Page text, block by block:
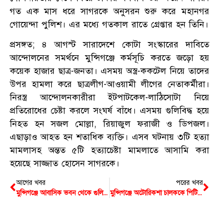
গত এক মাস ধরে সাগরকে অনুসরন শুরু করে মহানগর
গোয়েন্দা পুলিশ। এর মধ্যে গতকাল রাতে গ্রেপ্তার হন তিনি।
প্রসঙ্গত; ৪ আগস্ট সারাদেশে কোটা সংস্কারের দাবিতে
আন্দোলনের সমর্থনে মুন্সিগঞ্জে কর্মসূচি করতে জড়ো হয়
কয়েক হাজার ছাত্র-জনতা। এসময় অস্ত্র-ককটেল নিয়ে তাদের
উপর হামলা করে ছাত্রলীগ-আওয়ামী লীগের নেতাকর্মীরা।
নিরস্ত্র আন্দোলনকারীরা ইটপাটকেল-লাঠিসোটা নিয়ে
প্রতিরোধের চেষ্টা করলে সংঘর্ষ বাঁধে। এসময় গুলিবিদ্ধ হয়ে
নিহত হন সজল মোল্লা, রিয়াজুল ফরাজী ও ডিপজল।
এছাড়াও আহত হন শতাধিক ব্যক্তি। এসব ঘটনায় ৩টি হত্যা
মামলাসহ অন্তত ৫টি হত্যাচেষ্টা মামলাতে আসামি করা
হয়েছে সাজ্জাত হোসেন সাগরকে।
আগের খবর
মুন্সিগঞ্জে আবাসিক ভবন থেকে গুলি-অস্ত্র ও ককটেল তৈরির সরঞ্জামসহ আটক ৩
পরের খবর
মুন্সিগঞ্জে অটোরিকশা চালককে পিটিয়ে হত্যা